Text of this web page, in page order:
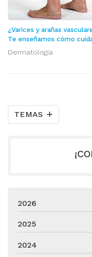
TEMAS
¿Varices y arañas
Te enseñamos cómo
Dermatología
2026
2025
2024